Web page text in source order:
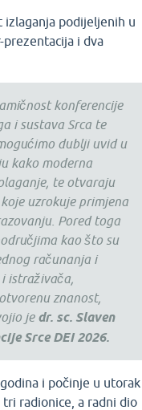
podijeljenih u
i dva
konferencije
i sustava Srca te
dublji uvid u
kako moderna
te otvaraju
uzrokuje primjena
Pored toga
kao što su
računanja i
istraživača,
znanost,
je dr. sc. Slaven
Srce DEI 2026.
i počinje u utorak
radionice, a radni dio